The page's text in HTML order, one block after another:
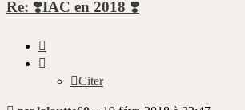
Re: ❣️IAC en 2018 ❣️
Citer